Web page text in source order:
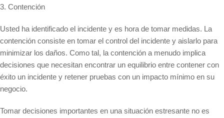
3. Contención
Usted ha identificado el incidente y es hora de tomar medidas. La
contención consiste en tomar el control del incidente y aislarlo para
minimizar los daños. Como tal, la contención a menudo implica
decisiones que necesitan encontrar un equilibrio entre contener con
éxito un incidente y retener pruebas con un impacto mínimo en su
negocio.
Tomar decisiones importantes en una situación estresante no es